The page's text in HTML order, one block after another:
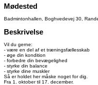
Mødested
Badmintonhallen, Boghvedevej 30,
Beskrivelse
Vil du gerne:
- være en del af et træningsfællesskab
- øge din kondition
- forbedre din bevægelighed
- styrke din balance
- styrke dine muskler
Så er holdet her måske noget for dig.
Fra 1. oktober til 17. december.